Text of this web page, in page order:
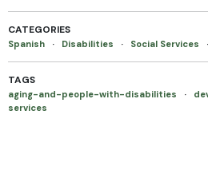
CATEGORIES
Spanish · Disabilities · Social Services ·
TAGS
aging-and-people-with-disabilities ·
services